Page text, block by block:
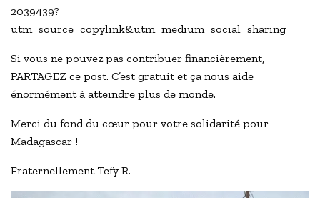
2039439?
utm_source=copylink&utm_medium=social_sharing
Si vous ne pouvez pas contribuer financièrement,
PARTAGEZ ce post. C’est gratuit et ça nous aide
énormément à atteindre plus de monde.
Merci du fond du cœur pour votre solidarité pour
Madagascar !
Fraternellement Tefy R.